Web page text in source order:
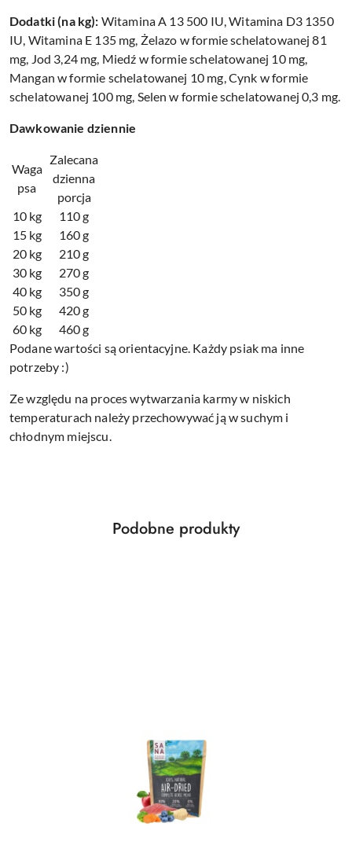
Dodatki (na kg): Witamina A 13 500 IU, Witamina D3 1350
IU, Witamina E 135 mg, Żelazo w formie schelatowanej 81
mg, Jod 3,24 mg, Miedź w formie schelatowanej 10 mg,
Mangan w formie schelatowanej 10 mg, Cynk w formie
schelatowanej 100 mg, Selen w formie schelatowanej 0,3 mg.
Dawkowanie dziennie
Waga
psa
Zalecana
dzienna
porcja
10 kg
110 g
15 kg
160 g
20 kg
210 g
30 kg
270 g
40 kg
350 g
50 kg
420 g
60 kg
460 g
Podane wartości są orientacyjne. Każdy psiak ma inne
potrzeby :)
Ze względu na proces wytwarzania karmy w niskich
temperaturach należy przechowywać ją w suchym i
chłodnym miejscu.
Pomiń karuzelę produktów
Produkty
Podobne produkty